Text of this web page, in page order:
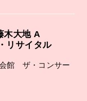
木大地 A
リサイタル
館 ザ・コンサー